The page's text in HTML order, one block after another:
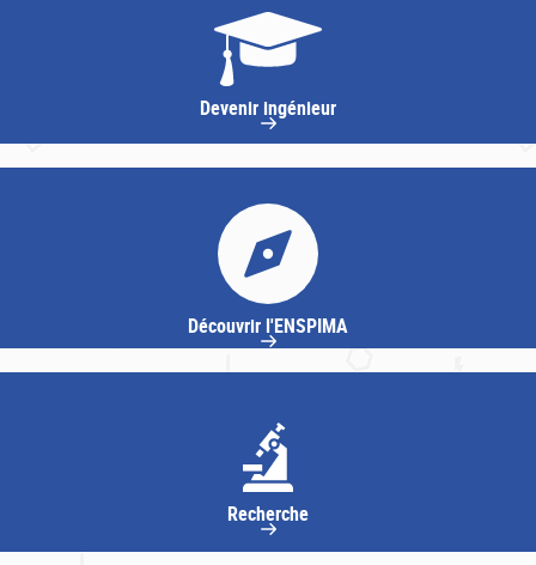
Devenir ingénieur
Découvrir l'ENSPIMA
Recherche